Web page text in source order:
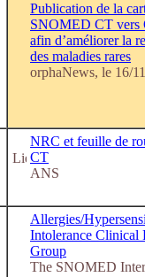
Publication de la
SNOMED CT vers
afin d’améliorer la
des maladies rares
orphaNews, le 16/
NRC et feuille de
CT
ANS
Allergies/
Intolerance Clinical
Group
The SNOMED